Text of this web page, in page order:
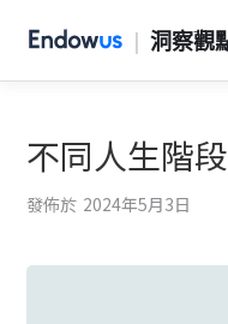
| 洞察觀
不同人生階
發佈於 2024年5月3日